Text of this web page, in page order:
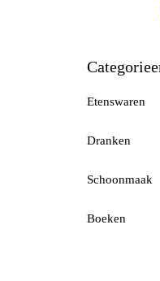
Etenswaren
Dranken
Schoonmaak
Boeken